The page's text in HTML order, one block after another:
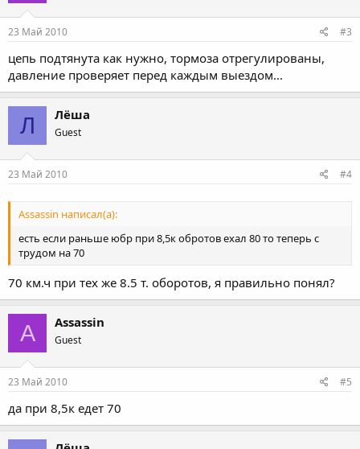
23 Май 2010 #3
цепь подтянута как нужно, тормоза отрегулированы,
давление проверяет перед каждым выездом...
Л Лёша
Guest
23 Май 2010 #4
Assassin написал(а):
есть если раньше юбр при 8,5к обротов ехал 80 то теперь с
трудом на 70
70 км.ч при тех же 8.5 т. оборотов, я правильно понял?
A Assassin
Guest
23 Май 2010 #5
да при 8,5к едет 70